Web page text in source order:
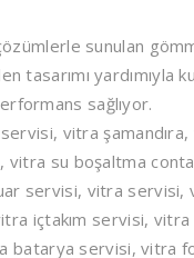
sunulan
tasarımı yardımıyla
sağlıyor.
vitra
vitra su boşaltma
servisi, vitra servisi,
içtakım servisi,
batarya servisi, vitra